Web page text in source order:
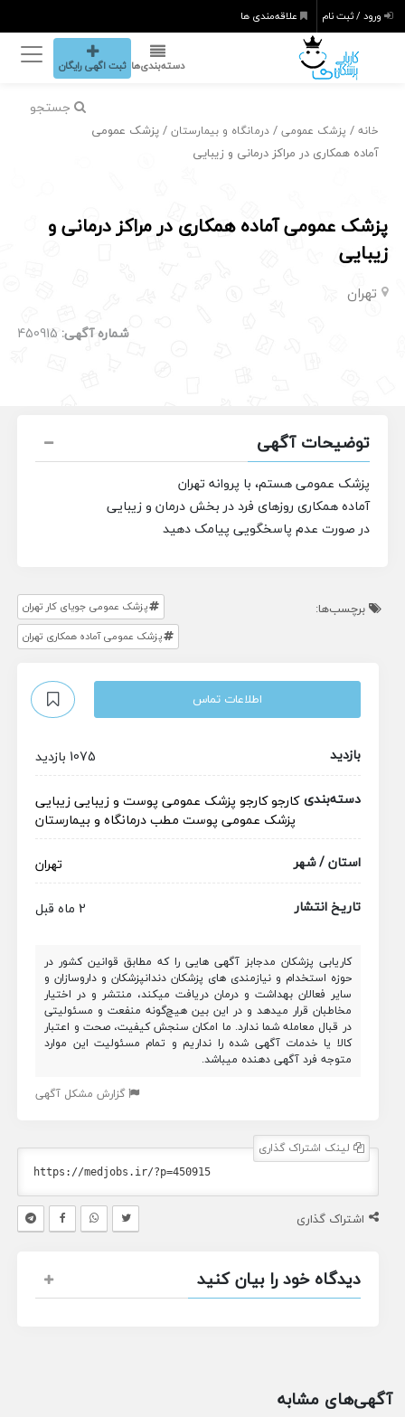
ورود / ثبت نام علاقه‌مندی ها
دسته‌بندی‌ها ثبت اگهی رایگان
جستجو
خانه / پزشک عمومی /درمانگاه و بیمارستان / پزشک عمومی
آماده همکاری در مراکز درمانی و زیبایی
پزشک عمومی آماده همکاری در مراکز درمانی و
زیبایی
تهران
شماره آگهی: 450915
توضیحات آگهی
پزشک عمومی هستم، با پروانه تهران
آماده همکاری روزهای فرد در بخش درمان و زیبایی
در صورت عدم پاسخگویی پیامک دهید
برچسب‌ها:
پزشک عمومی جویای کار تهران
پزشک عمومی آماده همکاری تهران
اطلاعات تماس
بازدید
1075 بازدید
دسته‌بندیکارجوکارجو پزشک عمومی پوست و زیباییزیبایی
پزشک عمومی پوست مطبدرمانگاه و بیمارستان
استان / شهر
تهران
تاریخ انتشار
2 ماه قبل
کاریابی پزشکان مدجابز آگهی هایی را که مطابق قوانین کشور در
حوزه استخدام و نیازمندی های پزشکان دندانپزشکان و داروسازان و
سایر فعالان بهداشت و درمان دریافت میکند، منتشر و در اختیار
مخاطبان قرار میدهد و در این بین هیچ‌گونه منفعت و مسئولیتی
در قبال معامله شما ندارد. ما امکان سنجش کیفیت، صحت و اعتبار
کالا یا خدمات آگهی شده را نداریم و تمام مسئولیت این موارد
متوجه فرد آگهی دهنده میباشد.
گزارش مشکل آگهی
لینک اشتراک گذاری
اشتراک گذاری
دیدگاه خود را بیان کنید
آگهی‌های مشابه